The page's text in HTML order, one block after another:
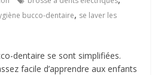
bucco-dentaire, se laver les
dentaire se sont simplifiées.
facile d’apprendre aux enfants